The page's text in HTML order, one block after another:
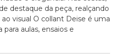
destaque da peça, realçando
visual O collant Deise é uma
aulas, ensaios e